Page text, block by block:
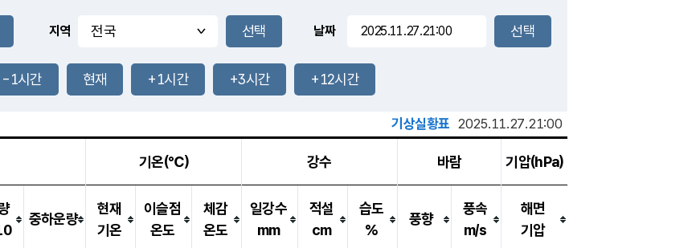
-mm
-mm
장호원
28.5
℃
29.3℃
1.3m/s
-mm
-mm
지역 날짜
-1시간 현재 +1시간 +3시간 +12시간
기상실황표 2025.11.27.21:00
기온(℃) 강수 바람 기압(hPa)
중하운량
현재
기온
이슬점
온도
체감
온도
일강수
mm
적설
cm
습도
%
풍향
풍속
m/s
해면
기압